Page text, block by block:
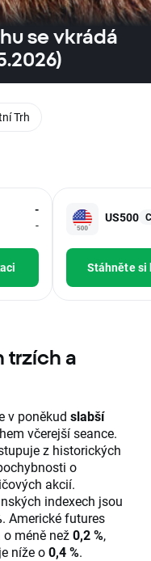
se vkrádá
-
-
US500
Stáhněte
trzích a
v poněkud slabší
včerejší seance.
z historických
o
akcií.
indexech jsou
. Americké futures
o méně než0,2 %,
níže o0,4 %.
Trh